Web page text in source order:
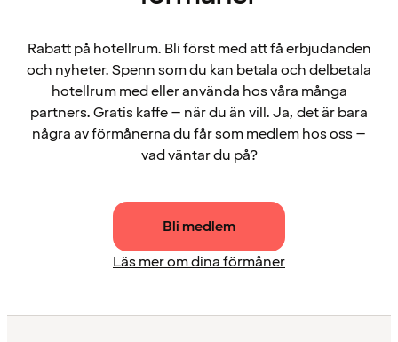
Rabatt på hotellrum. Bli först med att få erbjudanden
och nyheter. Spenn som du kan betala och delbetala
hotellrum med eller använda hos våra många
partners. Gratis kaffe – när du än vill. Ja, det är bara
några av förmånerna du får som medlem hos oss –
vad väntar du på?
Bli medlem
Läs mer om dina förmåner